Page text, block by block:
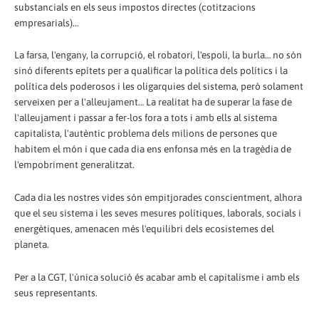
substancials en els seus impostos directes (cotitzacions
empresarials)…
La farsa, l'engany, la corrupció, el robatori, l'espoli, la burla… no són
sinó diferents epítets per a qualificar la política dels polítics i la
política dels poderosos i les oligarquies del sistema, però solament
serveixen per a l'alleujament… La realitat ha de superar la fase de
l'alleujament i passar a fer-los fora a tots i amb ells al sistema
capitalista, l'autèntic problema dels milions de persones que
habitem el món i que cada dia ens enfonsa més en la tragèdia de
l'empobriment generalitzat.
Cada dia les nostres vides són empitjorades conscientment, alhora
que el seu sistema i les seves mesures polítiques, laborals, socials i
energètiques, amenacen més l'equilibri dels ecosistemes del
planeta.
Per a la CGT, l'única solució és acabar amb el capitalisme i amb els
seus representants.